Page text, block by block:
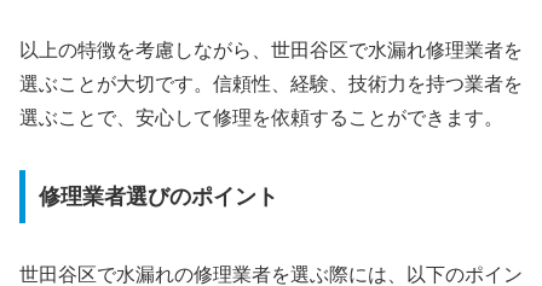
以上の特徴を考慮しながら、世田谷区で水漏れ修理業者を
選ぶことが大切です。信頼性、経験、技術力を持つ業者を
選ぶことで、安心して修理を依頼することができます。
修理業者選びのポイント
世田谷区で水漏れの修理業者を選ぶ際には、以下のポイン